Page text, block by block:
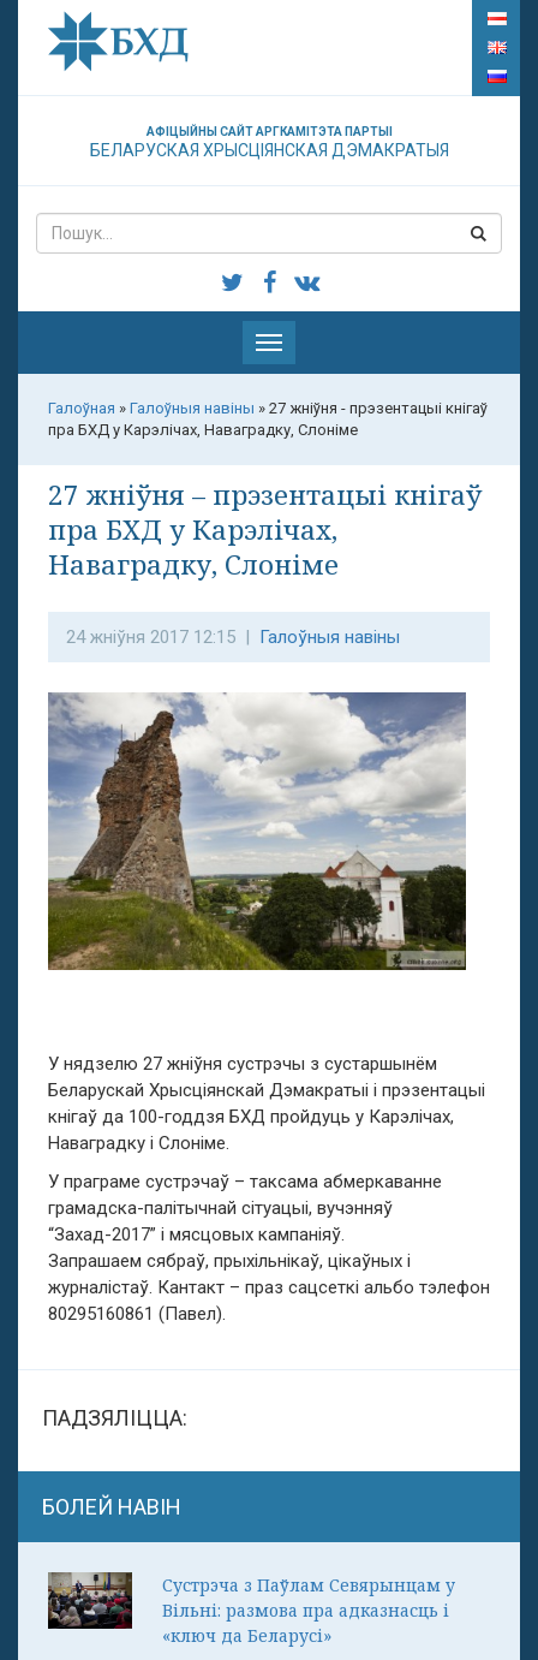
АФІЦЫЙНЫ САЙТ АРГКАМІТЭТА ПАРТЫІ
БЕЛАРУСКАЯ ХРЫСЦІЯНСКАЯ ДЭМАКРАТЫЯ
Паказаць
меню
Галоўная » Галоўныя навіны » 27 жніўня - прэзентацыі кнігаў
пра БХД у Карэлічах, Наваградку, Слоніме
27 жніўня – прэзентацыі кнігаў
пра БХД у Карэлічах,
Наваградку, Слоніме
24 жніўня 2017 12:15 | Галоўныя навіны
У нядзелю 27 жніўня сустрэчы з сустаршынём
Беларускай Хрысціянскай Дэмакратыі і прэзентацыі
кнігаў да 100-годдзя БХД пройдуць у Карэлічах,
Наваградку і Слоніме.
У праграме сустрэчаў – таксама абмеркаванне
грамадска-палітычнай сітуацыі, вучэнняў
“Захад-2017” і мясцовых кампаніяў.
Запрашаем сябраў, прыхільнікаў, цікаўных і
журналістаў. Кантакт – праз сацсеткі альбо тэлефон
80295160861 (Павел).
ПАДЗЯЛІЦЦА:
БОЛЕЙ НАВІН
Сустрэча з Паўлам Севярынцам у
Вільні: размова пра адказнасць і
«ключ да Беларусі»